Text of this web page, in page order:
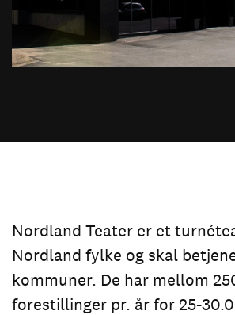
Nordland Teater er et
Nordland fylke og skal
kommuner. De har mellom
forestillinger pr. år for 25-